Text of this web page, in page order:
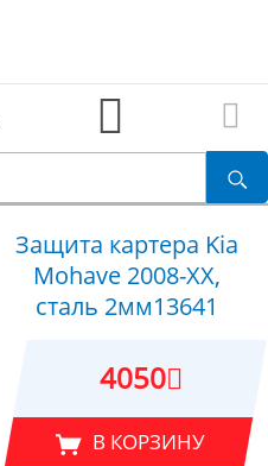
Защита картера Kia
Mohave 2008-XX,
сталь 2мм13641
4050
В КОРЗИНУ